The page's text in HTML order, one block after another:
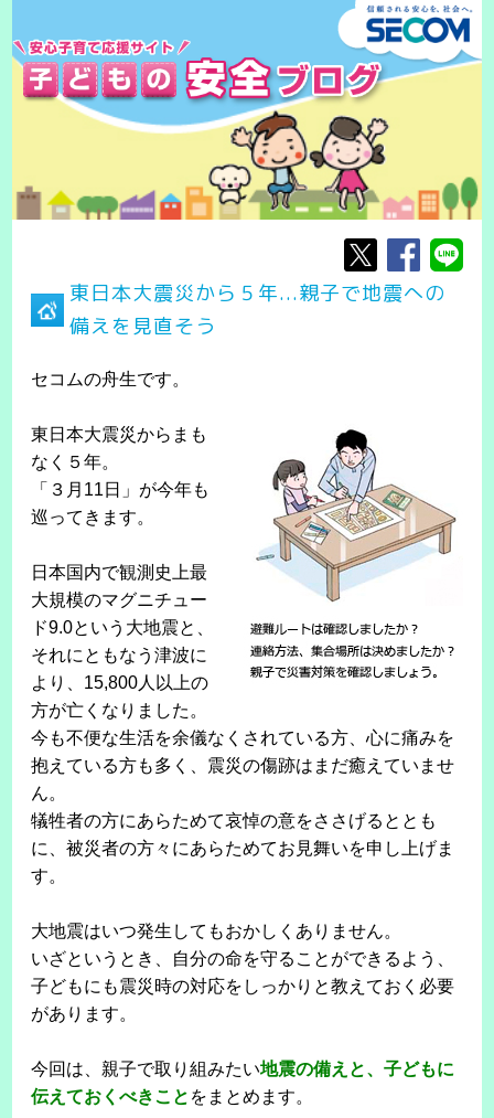
東日本大震災から５年...親子で地震への
備えを見直そう
セコムの舟生です。
東日本大震災からまも
なく５年。
「３月11日」が今年も
巡ってきます。
日本国内で観測史上最
大規模のマグニチュー
ド9.0という大地震と、
それにともなう津波に
より、15,800人以上の
方が亡くなりました。
今も不便な生活を余儀なくされている方、心に痛みを
抱えている方も多く、震災の傷跡はまだ癒えていませ
ん。
犠牲者の方にあらためて哀悼の意をささげるととも
に、被災者の方々にあらためてお見舞いを申し上げま
す。
大地震はいつ発生してもおかしくありません。
いざというとき、自分の命を守ることができるよう、
子どもにも震災時の対応をしっかりと教えておく必要
があります。
今回は、親子で取り組みたい地震の備えと、子どもに
伝えておくべきこと をまとめます。